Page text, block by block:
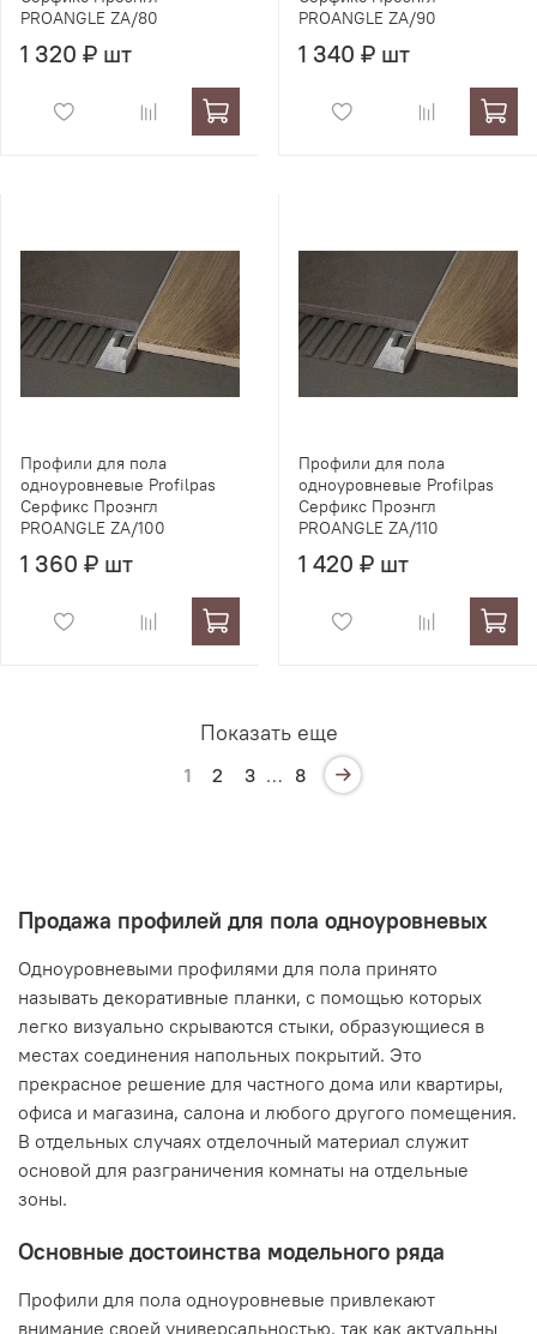
PROANGLE ZA/80
1 320 ₽ шт
PROANGLE ZA/90
1 340 ₽ шт
Профили для пола
одноуровневые Profilpas
Серфикс Проэнгл
PROANGLE ZA/100
1 360 ₽ шт
Профили для пола
одноуровневые Profilpas
Серфикс Проэнгл
PROANGLE ZA/110
1 420 ₽ шт
Показать еще
1 2 3 … 8
Продажа профилей для пола одноуровневых
Одноуровневыми профилями для пола принято
называть декоративные планки, с помощью которых
легко визуально скрываются стыки, образующиеся в
местах соединения напольных покрытий. Это
прекрасное решение для частного дома или квартиры,
офиса и магазина, салона и любого другого помещения.
В отдельных случаях отделочный материал служит
основой для разграничения комнаты на отдельные
зоны.
Основные достоинства модельного ряда
Профили для пола одноуровневые привлекают
внимание своей универсальностью, так как актуальны